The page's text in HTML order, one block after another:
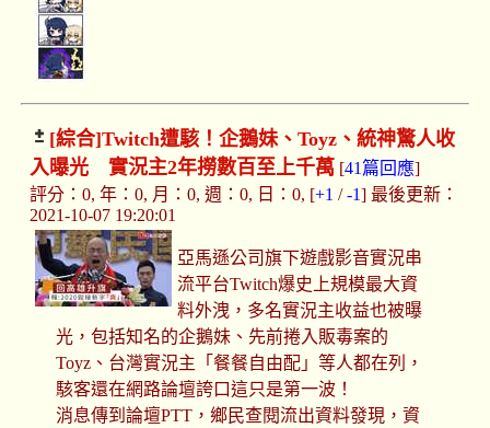
[綜合]Twitch遭駭！企鵝妹、Toyz、統神驚人收
入曝光 實況主2年撈數百至上千萬 [41篇回應]
評分：0, 年：0, 月：0, 週：0, 日：0, [+1 /-1] 最後更新：
2021-10-07 19:20:01
亞馬遜公司旗下遊戲影音實況串
流平台Twitch爆史上規模最大資
料外洩，多名實況主收益也被曝
光，包括知名的企鵝妹、先前捲入販毒案的
Toyz、台灣實況主「餐餐自由配」等人都在列，
駭客還在網路論壇誇口這只是第一波！
消息傳到論壇PTT，鄉民查閱流出資料發現，資